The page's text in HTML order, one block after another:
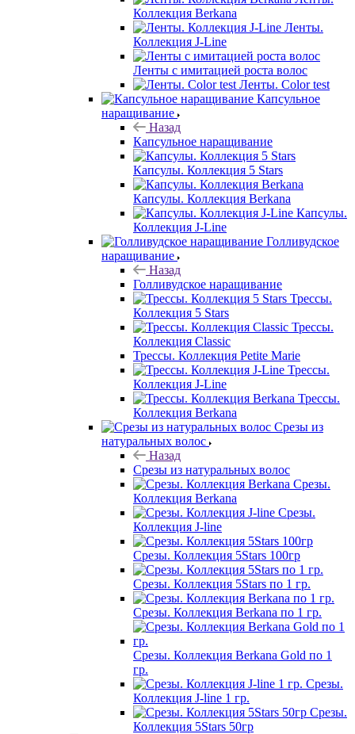
Коллекция Berkana
Ленты.
Коллекция J-Line
Ленты с имитацией роста волос
Ленты. Color test
Капсульное
наращивание
Назад
Капсульное наращивание
Капсулы. Коллекция 5 Stars
Капсулы. Коллекция Berkana
Капсулы.
Коллекция J-Line
Голливудское
наращивание
Назад
Голливудское наращивание
Трессы.
Коллекция 5 Stars
Трессы.
Коллекция Classic
Трессы. Коллекция Petite Marie
Трессы.
Коллекция J-Line
Трессы.
Коллекция Berkana
Срезы из
натуральных волос
Назад
Срезы из натуральных волос
Срезы.
Коллекция Berkana
Срезы.
Коллекция J-line
Срезы. Коллекция 5Stars 100гр
Срезы. Коллекция 5Stars по 1 гр.
Срезы. Коллекция Berkana по 1 гр.
Срезы. Коллекция Berkana Gold по 1
гр.
Срезы.
Коллекция J-line 1 гр.
Срезы.
Коллекция 5Stars 50гр